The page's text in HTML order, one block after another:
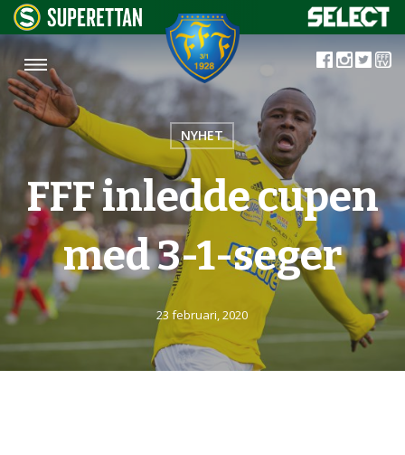
NYHET
FFF inledde cupen
med 3-1-seger
23 februari, 2020